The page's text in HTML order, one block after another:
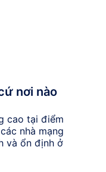
nơi nào
cao tại điểm
nhà mạng
và ổn định ở